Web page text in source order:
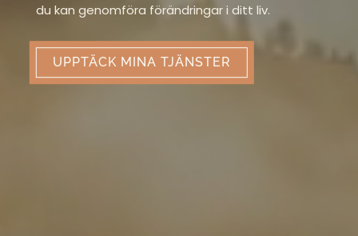
du kan genomföra förändringar i ditt liv.
UPPTÄCK MINA TJÄNSTER